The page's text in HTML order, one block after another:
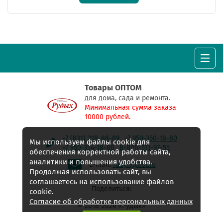
Товары ОПТОМ
для дома, сада и ремонта.
Минимальная сумма заказа
10000 рублей.
+7 (831) 218-88-89
+7 950-350-18-80
+7 950-354-18-80
8-800-511-97-55
E-mail:rudyh@list.ru
© 2018-2026 «Рудых»
Поделиться:
Мы используем файлы cookie для
обеспечения корректной работы сайта,
аналитики и повышения удобства.
Продолжая использовать сайт, вы
соглашаетесь на использование файлов
cookie.
Согласие об обработке персональных данных